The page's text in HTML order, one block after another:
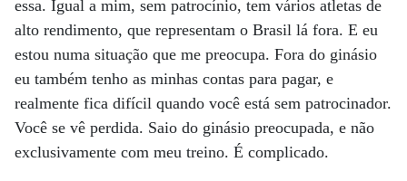
essa. Igual a mim, sem patrocínio, tem vários atletas de
alto rendimento, que representam o Brasil lá fora. E eu
estou numa situação que me preocupa. Fora do ginásio
eu também tenho as minhas contas para pagar, e
realmente fica difícil quando você está sem patrocinador.
Você se vê perdida. Saio do ginásio preocupada, e não
exclusivamente com meu treino. É complicado.